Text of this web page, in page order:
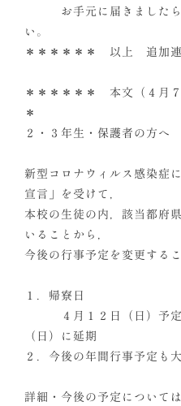
お手元に届きましたら
い。
＊＊＊＊＊＊ 以上 追加
＊＊＊＊＊＊ 本文（４月
＊
２・３年生・保護者の方へ
新型コロナウィルス感染症
宣言」を受けて，
本校の生徒の内，該当都府
いることから，
今後の行事予定を変更する
１．帰寮日
４月１２日（日）
（日）に延期
２．今後の年間行事予定も
詳細・今後の予定については